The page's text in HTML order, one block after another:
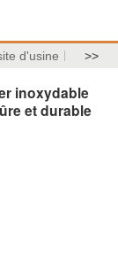
d'usine >>
inoxydable
et durable